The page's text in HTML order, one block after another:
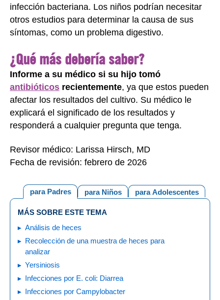
infección bacteriana. Los niños podrían necesitar
otros estudios para determinar la causa de sus
síntomas, como un problema digestivo.
¿Qué más debería saber?
Informe a su médico si su hijo tomó
antibióticos recientemente, ya que estos pueden
afectar los resultados del cultivo. Su médico le
explicará el significado de los resultados y
responderá a cualquier pregunta que tenga.
Revisor médico: Larissa Hirsch, MD
Fecha de revisión: febrero de 2026
para Adolescentes
para Niños
para Padres
MÁS SOBRE ESTE TEMA
Análisis de heces
Recolección de una muestra de heces para
analizar
Yersiniosis
Infecciones por E. coli: Diarrea
Infecciones por Campylobacter